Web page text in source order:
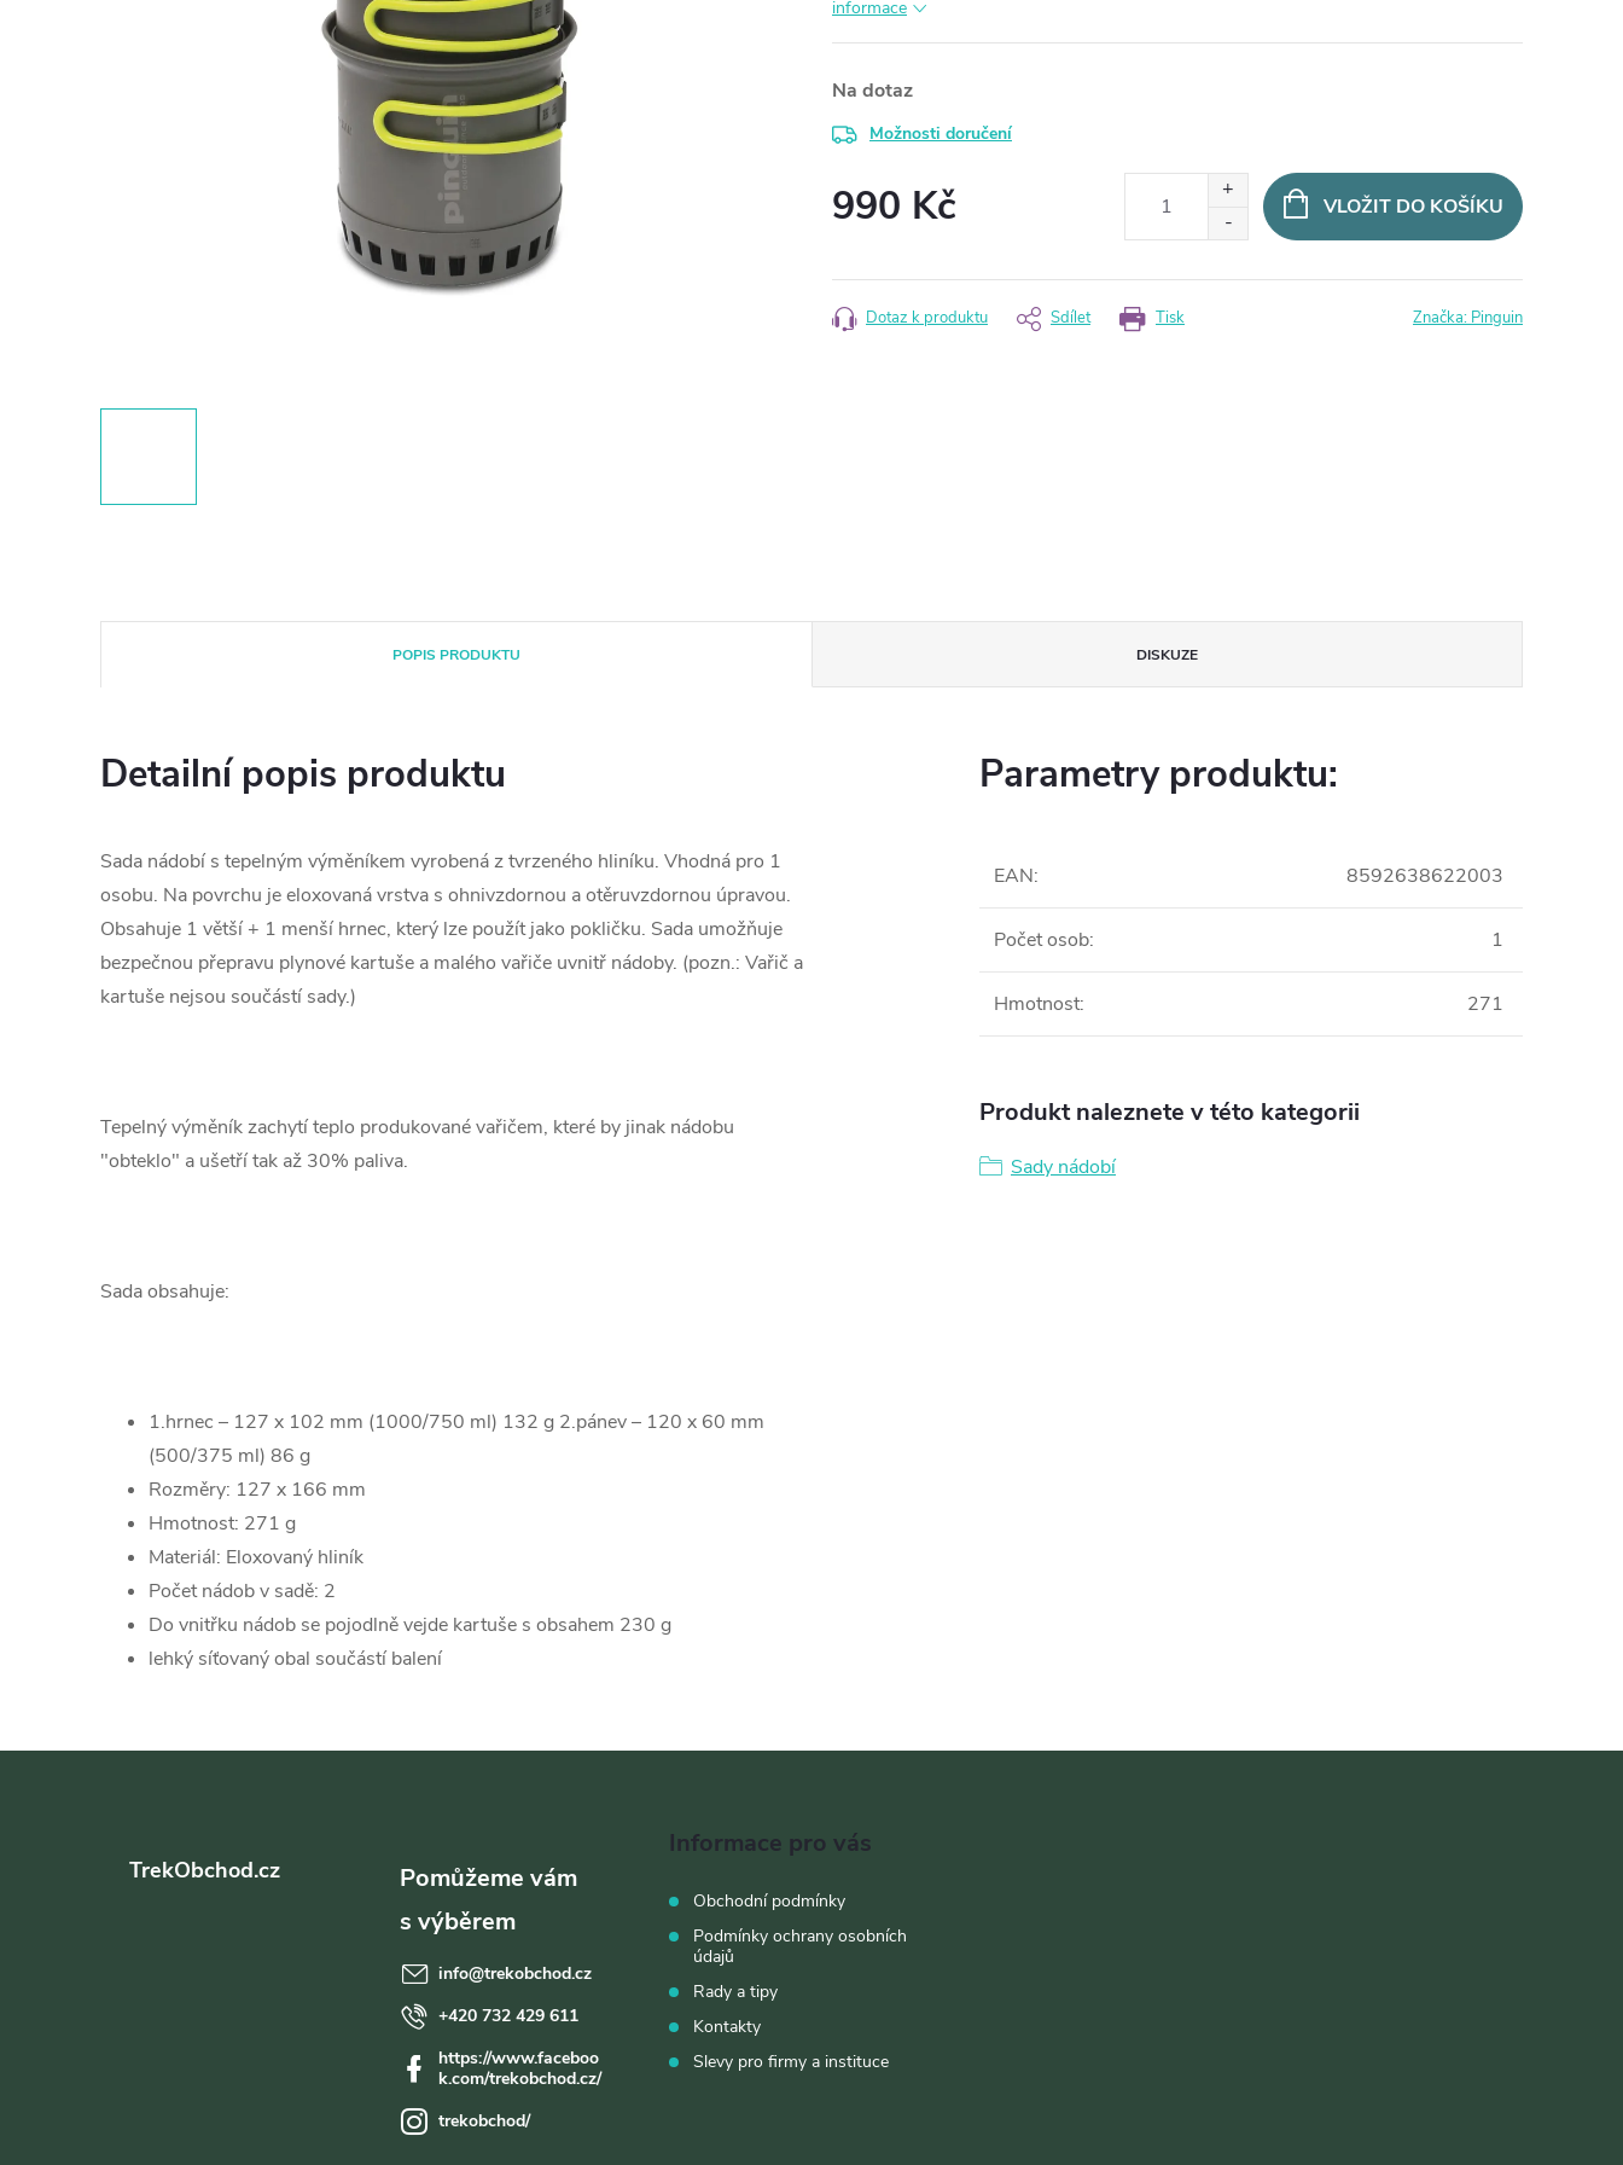
informace
Na dotaz
Možnosti doručení
990 Kč VLOŽIT DO KOŠÍKU
Tisk
Dotaz k produktu Sdílet Značka: Pinguin
POPIS PRODUKTU DISKUZE
Detailní popis produktu
Sada nádobí s tepelným výměníkem vyrobená z tvrzeného hliníku. Vhodná pro 1
osobu. Na povrchu je eloxovaná vrstva s ohnivzdornou a otěruvzdornou úpravou.
Obsahuje 1 větší + 1 menší hrnec, který lze použít jako pokličku. Sada umožňuje
bezpečnou přepravu plynové kartuše a malého vařiče uvnitř nádoby. (pozn.: Vařič a
kartuše nejsou součástí sady.)
Tepelný výměník zachytí teplo produkované vařičem, které by jinak nádobu
"obteklo" a ušetří tak až 30% paliva.
Sada obsahuje:
1.hrnec – 127 x 102 mm (1000/750 ml) 132 g 2.pánev – 120 x 60 mm
(500/375 ml) 86 g
Rozměry: 127 x 166 mm
Hmotnost: 271 g
Materiál: Eloxovaný hliník
Počet nádob v sadě: 2
Do vnitřku nádob se pojodlně vejde kartuše s obsahem 230 g
lehký síťovaný obal součástí balení
Parametry produktu:
EAN: 8592638622003
Počet osob: 1
Hmotnost: 271
Produkt naleznete v této kategorii
Sady nádobí
TrekObchod.cz
info@trekobchod.cz
+420 732 429 611
https://www.faceboo
k.com/trekobchod.cz/
trekobchod/
Informace pro vás
Obchodní podmínky
Podmínky ochrany osobních
údajů
Rady a tipy
Kontakty
Slevy pro firmy a instituce